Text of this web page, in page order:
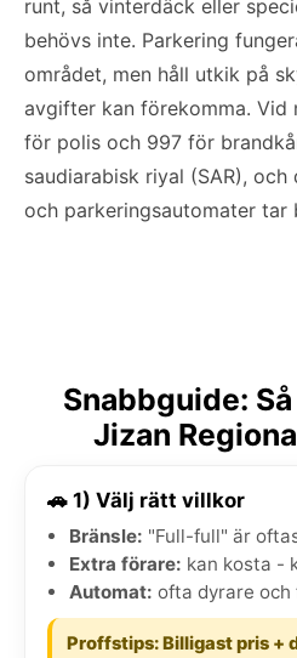
runt, så vinterdäck eller
behövs inte. Parkering
området, men håll utkik på
avgifter kan förekomma. Vid
för polis och 997 för
saudiarabisk riyal (SAR),
och parkeringsautomater tar
Snabbguide:
Jizan
🚗 1) Välj rätt villkor
Bränsle: "Full-full" är
Extra förare: kan kosta -
Automat: ofta dyrare och
Proffstips: Billigast pris +